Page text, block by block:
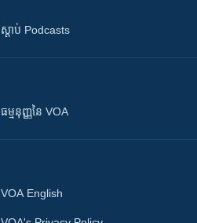
ស្តាប់ Podcasts
ធម្មនុញ្ញ​នៃ VOA
VOA English